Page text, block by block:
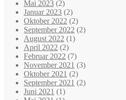
Mai 2023 (2)
Januar 2023 (2)
Oktober 2022 (2)
September 2022 (2)
August 2022 (1)
April 2022 (2)
Februar 2022 (7)
November 2021 (3)
Oktober 2021 (2)
September 2021 (2)
Juni 2021 (1)